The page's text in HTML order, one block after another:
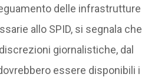
delle infrastrutture
allo SPID, si segnala che
giornalistiche, dal
essere disponibili i